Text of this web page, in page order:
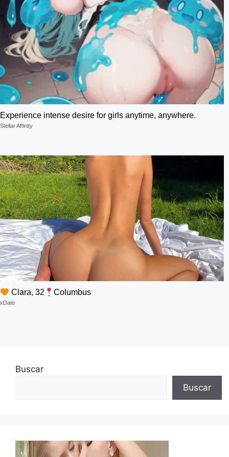
Experience intense desire for girls anytime, anywhere.
Stellar Affinity
Clara, 32 Columbus
xDate
Buscar
Buscar